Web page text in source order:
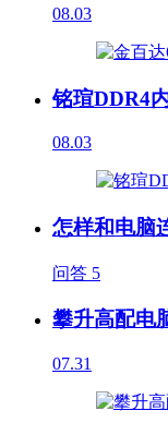
08.03
铭瑄DDR4
08.03
怎样和电脑
问答 5
攀升高配电
07.31